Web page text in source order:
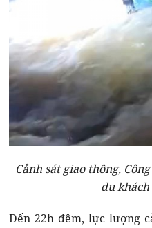
Cảnh sát giao thông,
du
Đến 22h đêm, lực lượng